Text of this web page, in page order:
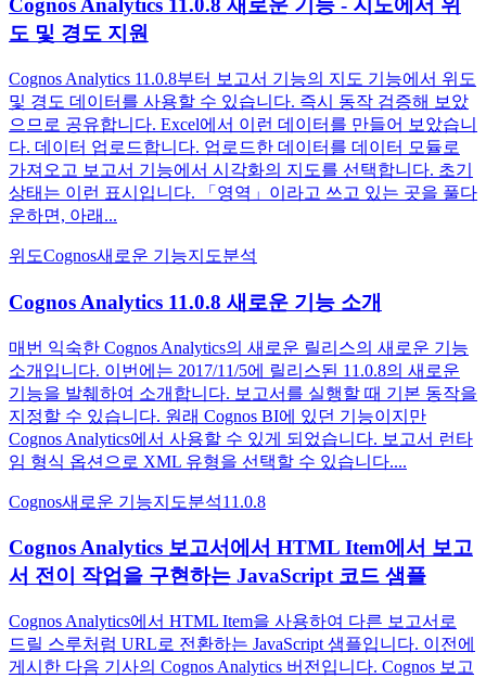
Cognos Analytics 11.0.8 새로운 기능 - 지도에서 위
도 및 경도 지원
Cognos Analytics 11.0.8부터 보고서 기능의 지도 기능에서 위도
및 경도 데이터를 사용할 수 있습니다. 즉시 동작 검증해 보았
으므로 공유합니다. Excel에서 이런 데이터를 만들어 보았습니
다. 데이터 업로드합니다. 업로드한 데이터를 데이터 모듈로
가져오고 보고서 기능에서 시각화의 지도를 선택합니다. 초기
상태는 이런 표시입니다. 「영역」이라고 쓰고 있는 곳을 풀다
운하면, 아래...
위도Cognos새로운 기능지도분석
Cognos Analytics 11.0.8 새로운 기능 소개
매번 익숙한 Cognos Analytics의 새로운 릴리스의 새로운 기능
소개입니다. 이번에는 2017/11/5에 릴리스된 11.0.8의 새로운
기능을 발췌하여 소개합니다. 보고서를 실행할 때 기본 동작을
지정할 수 있습니다. 원래 Cognos BI에 있던 기능이지만
Cognos Analytics에서 사용할 수 있게 되었습니다. 보고서 런타
임 형식 옵션으로 XML 유형을 선택할 수 있습니다....
Cognos새로운 기능지도분석11.0.8
Cognos Analytics 보고서에서 HTML Item에서 보고
서 전이 작업을 구현하는 JavaScript 코드 샘플
Cognos Analytics에서 HTML Item을 사용하여 다른 보고서로
드릴 스루처럼 URL로 전환하는 JavaScript 샘플입니다. 이전에
게시한 다음 기사의 Cognos Analytics 버전입니다. Cognos 보고